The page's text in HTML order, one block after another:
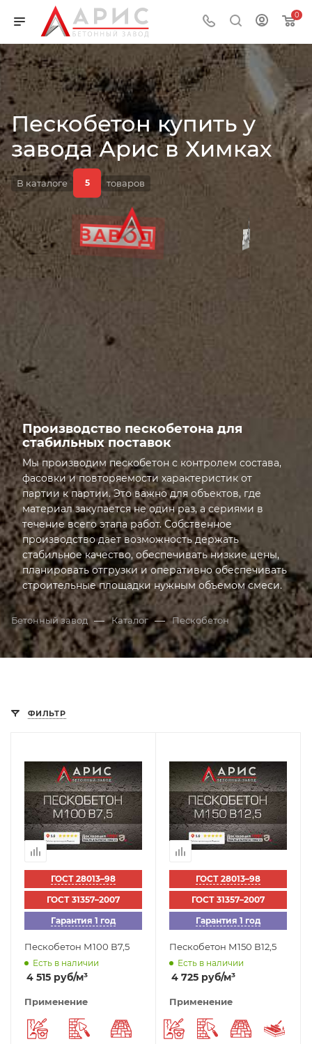
0
Пескобетон купить у
завода Арис в Химках
В каталоге 5 товаров
ЦЕНА
ГОСТ ЗАВОД
ДОСТАВКА
Производство пескобетона для
стабильных поставок
Мы производим пескобетон с контролем состава,
фасовки и повторяемости характеристик от
партии к партии. Это важно для объектов, где
материал закупается не один раз, а сериями в
течение всего этапа работ. Собственное
производство дает возможность держать
стабильное качество, обеспечивать низкие цены,
планировать отгрузки и оперативно обеспечивать
строительные площадки нужным объемом смеси.
Открыта грань: Производство пескобетона для
Бетонный завод — Каталог — Пескобетон
ФИЛЬТР
ГОСТ 28013–98
ГОСТ 31357–2007
Гарантия 1 год
Пескобетон М100 В7,5
Есть в наличии
4 515 руб/м³
Применение
Ремонтный раствор
ШтукатуркаУкладка тротуарной плитки
ГОСТ 28013–98
ГОСТ 31357–2007
Гарантия 1 год
Пескобетон М150 В12,5
Есть в наличии
4 725 руб/м³
Применение
Ремонтный раствор
Штукатурка
Укладка